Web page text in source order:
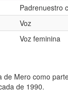
Padrenuestro
Voz
Voz feminina
de Mero como
de 1990.